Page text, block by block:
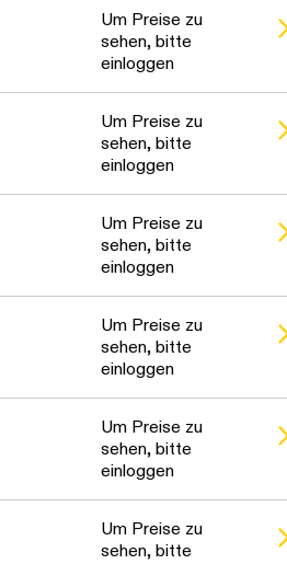
Um Preise zu
sehen, bitte
einloggen
Um Preise zu
sehen, bitte
einloggen
Um Preise zu
sehen, bitte
einloggen
Um Preise zu
sehen, bitte
einloggen
Um Preise zu
sehen, bitte
einloggen
Um Preise zu
sehen, bitte